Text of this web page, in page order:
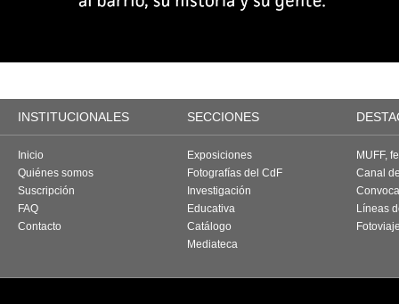
INSTITUCIONALES SECCIONES
Inicio
Quiénes somos
Suscripción
FAQ
Contacto
Exposiciones
Fotografías del CdF
Investigación
Educativa
Catálogo
Mediateca
MUFF,
Canal
Líneas